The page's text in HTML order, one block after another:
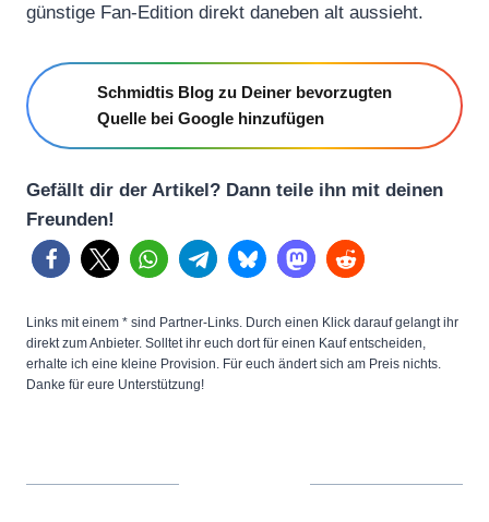
günstige Fan-Edition direkt daneben alt aussieht.
Schmidtis Blog zu Deiner bevorzugten
Quelle bei Google hinzufügen
Gefällt dir der Artikel? Dann teile ihn mit deinen
Freunden!
Links mit einem * sind Partner-Links. Durch einen Klick darauf gelangt ihr
direkt zum Anbieter. Solltet ihr euch dort für einen Kauf entscheiden,
erhalte ich eine kleine Provision. Für euch ändert sich am Preis nichts.
Danke für eure Unterstützung!